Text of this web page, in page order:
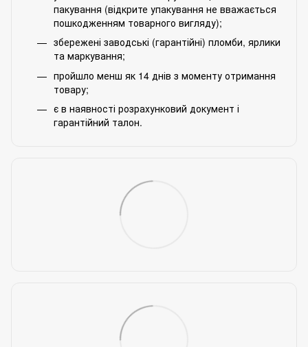
пакування (відкрите упакування не вважається
пошкодженням товарного вигляду);
збережені заводські (гарантійні) пломби, ярлики
та маркування;
пройшло менш як 14 днів з моменту отримання
товару;
є в наявності розрахунковий документ і
гарантійний талон.